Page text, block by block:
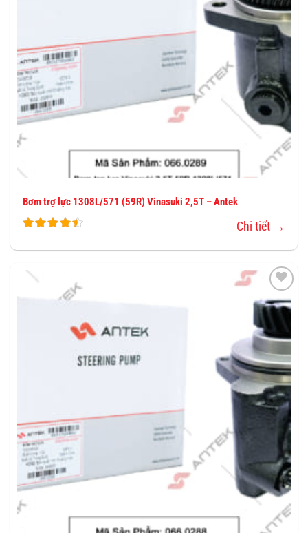
Bơm trợ lực 1308L/571 (59R) Vinasuki 2,5T – Antek
Chi tiết →
THÊM
VÀO
YÊU
THÍCH